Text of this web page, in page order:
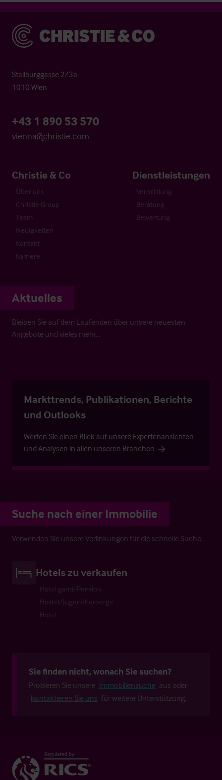
Christie & Co
Stallburggasse 2/3a
1010 Wien
+43 1 890 53 570
vienna@christie.com
Christie & Co
Über uns
Christie Group
Team
Neuigkeiten
Kontakt
Karriere
Dienstleistungen
Vermittlung
Beratung
Bewertung
Aktuelles
Bleiben Sie auf dem Laufenden über unsere neuesten
Angebote und vieles mehr…
Markttrends, Publikationen, Berichte
und Outlooks
Werfen Sie einen Blick auf unsere Expertenansichten
und Analysen in allen unseren Branchen
Suche nach einer Immobilie
Verwenden Sie unsere Verlinkungen für die schnelle Suche.
Hotels zu verkaufen
Hotel garni/Pension
Hostel/Jugendherberge
Hotel
Sie finden nicht, wonach Sie suchen?
Probieren Sie unsere Immobiliensuche aus oder
kontaktieren Sie uns für weitere Unterstützung.